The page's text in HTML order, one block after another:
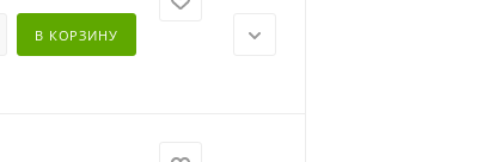
В КОРЗИНУ